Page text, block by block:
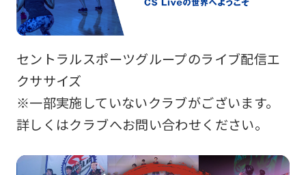
セントラルスポーツグループのライブ配信エ
クササイズ
※一部実施していないクラブがございます。
詳しくはクラブへお問い合わせください。